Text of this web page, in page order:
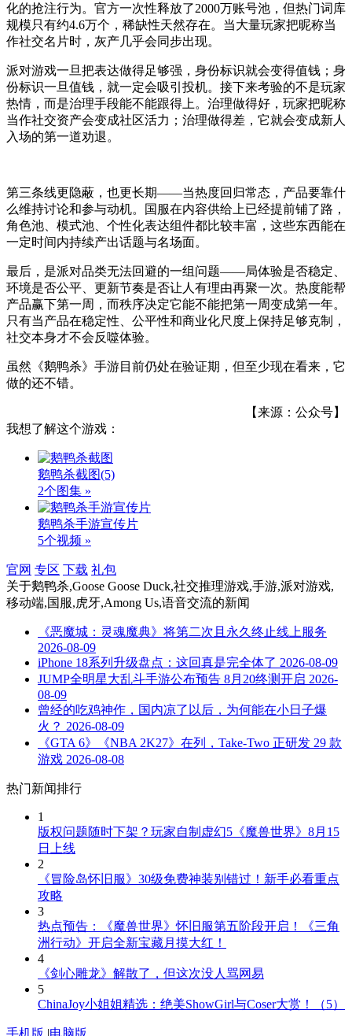
化的抢注行为。官方一次性释放了2000万账号池，但热门词库
规模只有约4.6万个，稀缺性天然存在。当大量玩家把昵称当
作社交名片时，灰产几乎会同步出现。
派对游戏一旦把表达做得足够强，身份标识就会变得值钱；身
份标识一旦值钱，就一定会吸引投机。接下来考验的不是玩家
热情，而是治理手段能不能跟得上。治理做得好，玩家把昵称
当作社交资产会变成社区活力；治理做得差，它就会变成新人
入场的第一道劝退。
第三条线更隐蔽，也更长期——当热度回归常态，产品要靠什
么维持讨论和参与动机。国服在内容供给上已经提前铺了路，
角色池、模式池、个性化表达组件都比较丰富，这些东西能在
一定时间内持续产出话题与名场面。
最后，是派对品类无法回避的一组问题——局体验是否稳定、
环境是否公平、更新节奏是否让人有理由再聚一次。热度能帮
产品赢下第一周，而秩序决定它能不能把第一周变成第一年。
只有当产品在稳定性、公平性和商业化尺度上保持足够克制，
社交本身才不会反噬体验。
虽然《鹅鸭杀》手游目前仍处在验证期，但至少现在看来，它
做的还不错。
【来源：公众号】
我想了解这个游戏：
鹅鸭杀截图(5)
2个图集 »
鹅鸭杀手游宣传片
5个视频 »
官网 专区 下载 礼包
关于鹅鸭杀,Goose Goose Duck,社交推理游戏,手游,派对游戏,
移动端,国服,虎牙,Among Us,语音交流的新闻
《恶魔城：灵魂魔典》将第二次且永久终止线上服务
2026-08-09
iPhone 18系列升级盘点：这回真是完全体了 2026-08-09
JUMP全明星大乱斗手游公布预告 8月20终测开启 2026-
08-09
曾经的吃鸡神作，国内凉了以后，为何能在小日子爆
火？ 2026-08-09
《GTA 6》《NBA 2K27》在列，Take-Two 正研发 29 款
游戏 2026-08-08
热门新闻排行
1
版权问题随时下架？玩家自制虚幻5《魔兽世界》8月15
日上线
2
《冒险岛怀旧服》30级免费神装别错过！新手必看重点
攻略
3
热点预告：《魔兽世界》怀旧服第五阶段开启！《三角
洲行动》开启全新宝藏月摸大红！
4
《剑心雕龙》解散了，但这次没人骂网易
5
ChinaJoy小姐姐精选：绝美ShowGirl与Coser大赏！（5）
手机版 |电脑版